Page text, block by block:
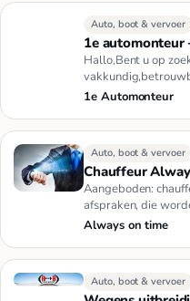
Auto, boot & vervoer
1e automonteur
Hallo,Bent u op
uw auto?Dan zit u
1e Automonteur
Auto, boot & vervoer
Chauffeur
Aangeboden:
afspraken, die
tijdelijke
Always on time
Auto, boot & vervoer